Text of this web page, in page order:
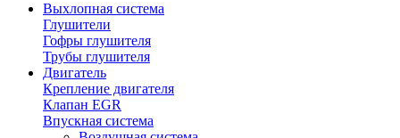
Выхлопная система
Глушители
Гофры глушителя
Трубы глушителя
Двигатель
Крепление двигателя
Клапан EGR
Впускная система